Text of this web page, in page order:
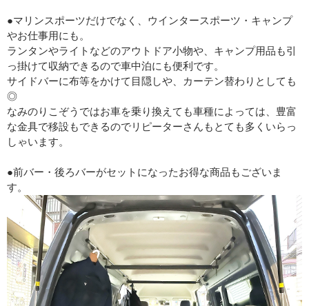
●マリンスポーツだけでなく、ウインタースポーツ・キャンプ
やお仕事用にも。
ランタンやライトなどのアウトドア小物や、キャンプ用品も引
っ掛けて収納できるので車中泊にも便利です。
サイドバーに布等をかけて目隠しや、カーテン替わりとしても
◎
なみのりこぞうではお車を乗り換えても車種によっては、豊富
な金具で移設もできるのでリピーターさんもとても多くいらっ
しゃいます。
●前バー・後ろバーがセットになったお得な商品もございま
す。